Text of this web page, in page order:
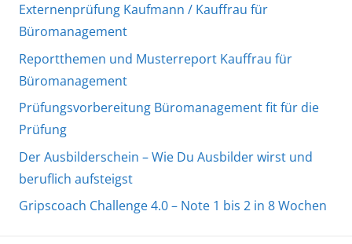
Externenprüfung Kaufmann / Kauffrau für
Büromanagement
Reportthemen und Musterreport Kauffrau für
Büromanagement
Prüfungsvorbereitung Büromanagement fit für die
Prüfung
Der Ausbilderschein – Wie Du Ausbilder wirst und
beruflich aufsteigst
Gripscoach Challenge 4.0 – Note 1 bis 2 in 8 Wochen